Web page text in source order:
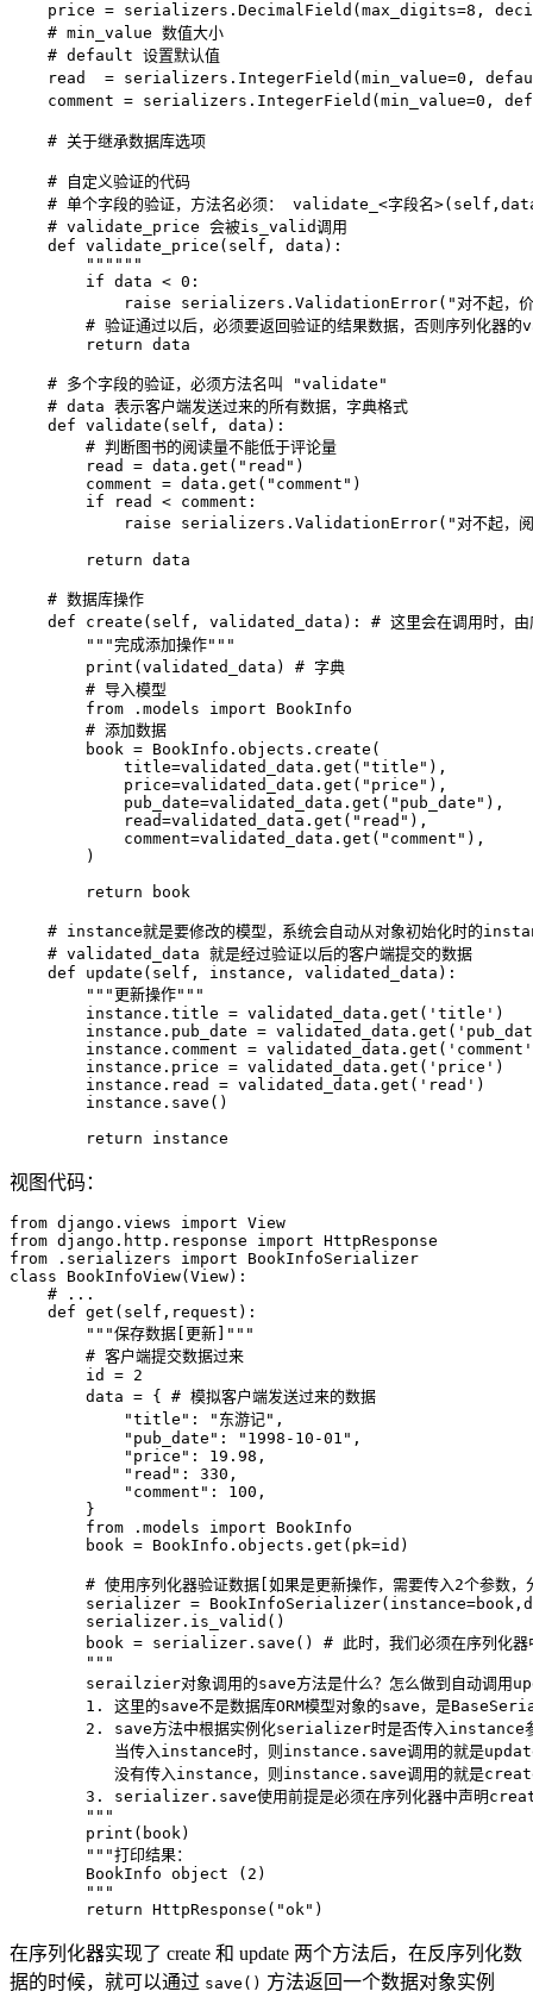
    price
= serializers . DecimalField ( max_digits=8 ,
# min_value 数值大小
# default 设置默认值
    read
= serializers . IntegerField ( min_value=0 ,
    comment
= serializers . IntegerField ( min_value=0 ,
# 关于继承数据库选项
# 自定义验证的代码
# 单个字段的验证，方法名必须： validate_<字段名
# validate_price 会被is_valid调用
def validate_price ( self , data ) :
""""""
if data < 0 :
raise serializers . ValidationError( "对不起，
# 验证通过以后，必须要返回验证的结果数据，否则序列化
return data
# 多个字段的验证，必须方法名叫 "validate"
# data 表示客户端发送过来的所有数据，字典格式
def validate ( self , data ) :
# 判断图书的阅读量不能低于评论量
        read
= data . get ( "read" )
        comment
= data . get ( "comment" )
if read < comment :
raise serializers . ValidationError( "对不起，
return data
# 数据库操作
def
create ( self , validated_data ) :
# 这里会在调用时，由
"""完成添加操作"""
print ( validated_data )
# 字典
# 导入模型
from
. models import BookInfo
# 添加数据
        book
= BookInfo . objects . create (
            title
=validated_data . get ( "title" ) ,
            price
=validated_data . get ( "price" ) ,
            pub_date
=validated_data . get ( "pub_date" ) ,
            read
=validated_data . get ( "read" ) ,
            comment
=validated_data . get ( "comment" ) ,
)
return book
# instance就是要修改的模型，系统会自动从对象初始化时的
# validated_data 就是经过验证以后的客户端提交的数据
def
update ( self , instance , validated_data ) :
"""更新操作"""
        instance
. title = validated_data . get ( 'title' )
        instance
. pub_date = validated_data . get (
        instance
. comment = validated_data . get ( 'comment'
        instance
. price = validated_data . get ( 'price' )
        instance
. read = validated_data . get ( 'read' )
        instance
. save ( )
return instance
视图代码：
from django . views import
from django . http . response import
from
. serializers import
class
BookInfoView( View) :
# ...
def get ( self , request ) :
"""保存数据[更新]"""
# 客户端提交数据过来
id
= 2
        data
= {
# 模拟客户端发送过来的数据
"title" : "东游记" ,
"pub_date" : "1998-10-01" ,
"price" : 19.98 ,
"read" : 330 ,
"comment" : 100 ,
}
from
. models import BookInfo
        book
= BookInfo . objects . get ( pk=id )
# 使用序列化器验证数据[如果是更新操作，需要传入2个参
        serializer
= BookInfoSerializer( instance=book ,
        serializer
. is_valid ( )
        book
= serializer . save ( )
# 此时，我们必须在序列化
"""
serailzier对象调用的save方法是什么？怎么做到自动调用
1. 这里的save不是数据库ORM模型对象的save，是
2. save方法中根据实例化serializer时是否传入instance
当传入instance时，则instance.save调用的就是
没有传入instance，则instance.save调用的就是
3. serializer.save使用前提是必须在序列化器中声明
        """
print ( book )
"""打印结果：
        BookInfo object (2)
        """
return HttpResponse ( "ok" )
在序列化器实现了 create 和 update 两个方法后，在反序列化数
据的时候，就可以通过 save() 方法返回一个数据对象实例